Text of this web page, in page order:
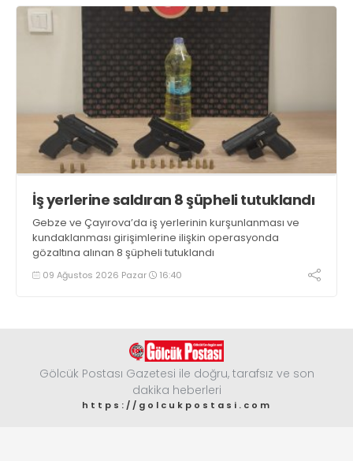
İş yerlerine saldıran 8 şüpheli tutuklandı
Gebze ve Çayırova’da iş yerlerinin kurşunlanması ve
kundaklanması girişimlerine ilişkin operasyonda
gözaltına alınan 8 şüpheli tutuklandı
09 Ağustos 2026 Pazar 16:40
Gölcük Postası Gazetesi ile doğru, tarafsız ve son
dakika heberleri
https://golcukpostasi.com